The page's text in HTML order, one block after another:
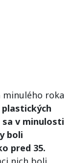
minulého roka
v minulosti
boli
pred 35.